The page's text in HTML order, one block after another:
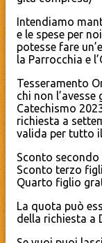
Intendiamo
e le spese per
potesse fare
la Parrocchia e
Tesseramento
chi non
Catechismo
richiesta a
valida per tutto
Sconto
Sconto terzo
Quarto figlio
La quota può
della richiesta a